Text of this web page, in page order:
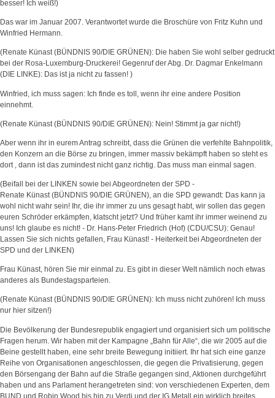
besser! Ich weiß!)
Das war im Januar 2007. Verantwortet wurde die Broschüre von Fritz Kuhn und
Winfried Hermann.
(Renate Künast (BÜNDNIS 90/DIE GRÜNEN): Die haben Sie wohl selber gedruckt
bei der Rosa-Luxemburg-Druckerei! Gegenruf der Abg. Dr. Dagmar Enkelmann
(DIE LINKE): Das ist ja nicht zu fassen! )
Winfried, ich muss sagen: Ich finde es toll, wenn ihr eine andere Position
einnehmt.
(Renate Künast (BÜNDNIS 90/DIE GRÜNEN): Nein! Stimmt ja gar nicht!)
Aber wenn ihr in eurem Antrag schreibt, dass die Grünen die verfehlte Bahnpolitik,
den Konzern an die Börse zu bringen, immer massiv bekämpft haben so steht es
dort , dann ist das zumindest nicht ganz richtig. Das muss man einmal sagen.
(Beifall bei der LINKEN sowie bei Abgeordneten der SPD -
Renate Künast (BÜNDNIS 90/DIE GRÜNEN), an die SPD gewandt: Das kann ja
wohl nicht wahr sein! Ihr, die ihr immer zu uns gesagt habt, wir sollen das gegen
euren Schröder erkämpfen, klatscht jetzt? Und früher kamt ihr immer weinend zu
uns! Ich glaube es nicht! - Dr. Hans-Peter Friedrich (Hof) (CDU/CSU): Genau!
Lassen Sie sich nichts gefallen, Frau Künast! - Heiterkeit bei Abgeordneten der
SPD und der LINKEN)
Frau Künast, hören Sie mir einmal zu. Es gibt in dieser Welt nämlich noch etwas
anderes als Bundestagsparteien.
(Renate Künast (BÜNDNIS 90/DIE GRÜNEN): Ich muss nicht zuhören! Ich muss
nur hier sitzen!)
Die Bevölkerung der Bundesrepublik engagiert und organisiert sich um politische
Fragen herum. Wir haben mit der Kampagne „Bahn für Alle“, die wir 2005 auf die
Beine gestellt haben, eine sehr breite Bewegung initiiert. Ihr hat sich eine ganze
Reihe von Organisationen angeschlossen, die gegen die Privatisierung, gegen
den Börsengang der Bahn auf die Straße gegangen sind, Aktionen durchgeführt
haben und ans Parlament herangetreten sind: von verschiedenen Experten, dem
BUND und Robin Wood bis hin zu Verdi und der IG Metall ein wirklich breites